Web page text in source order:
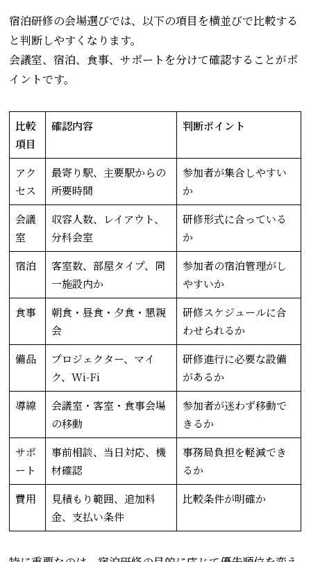
宿泊研修の会場選びでは、以下の項目を横並びで比較する
と判断しやすくなります。
会議室、宿泊、食事、サポートを分けて確認することがポ
イントです。
比較
項目
確認内容 判断ポイント
アク
セス
最寄り駅、主要駅からの
所要時間
参加者が集合しやすい
か
会議
室
収容人数、レイアウト、
分科会室
研修形式に合っている
か
宿泊
客室数、部屋タイプ、同
一施設内か
参加者の宿泊管理がし
やすいか
食事
朝食・昼食・夕食・懇親
会
研修スケジュールに合
わせられるか
備品
プロジェクター、マイ
ク、Wi-Fi
研修進行に必要な設備
があるか
導線
会議室・客室・食事会場
の移動
参加者が迷わず移動で
きるか
サポ
ート
事前相談、当日対応、機
材確認
事務局負担を軽減でき
るか
費用
見積もり範囲、追加料
金、支払い条件
比較条件が明確か